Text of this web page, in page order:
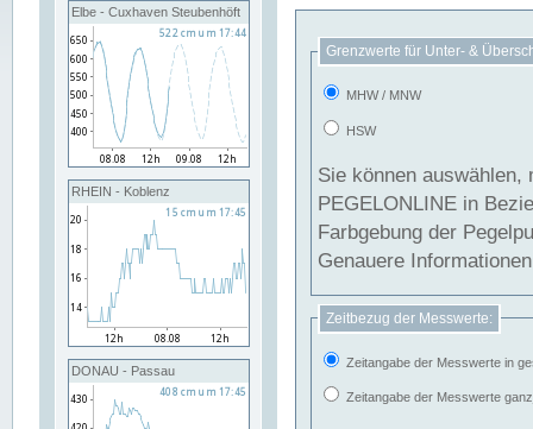
Elbe - Cuxhaven Steubenhöft
RHEIN - Koblenz
DONAU - Passau
Grenzwerte für Unter- &
MHW / MNW
HSW
Sie können
PEGELONLINE in Beziehung
Farbgebung der
Genauere
Zeitbezug der Messwerte:
Zeitangabe der Messwerte in
Zeitangabe der Messwerte